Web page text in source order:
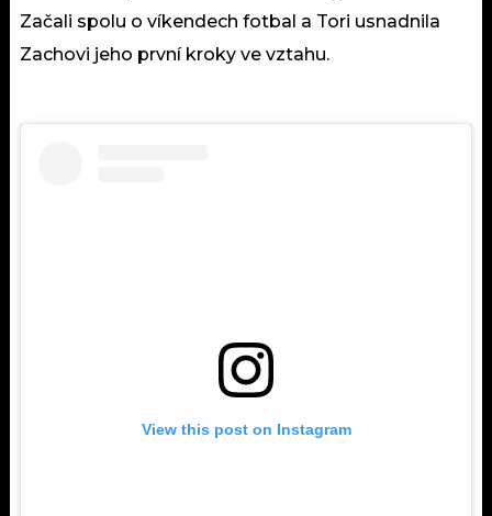
Začali spolu o víkendech fotbal a Tori usnadnila
Zachovi jeho první kroky ve vztahu.
View this post on Instagram